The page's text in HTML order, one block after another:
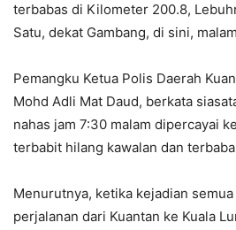
terbabas di Kilometer 200.8,
Satu, dekat Gambang, di sini,
Pemangku Ketua Polis Daerah
Mohd Adli Mat Daud, berkata
nahas jam 7:30 malam dipercayai
terbabit hilang kawalan dan
Menurutnya, ketika kejadian semua
perjalanan dari Kuantan ke Kuala